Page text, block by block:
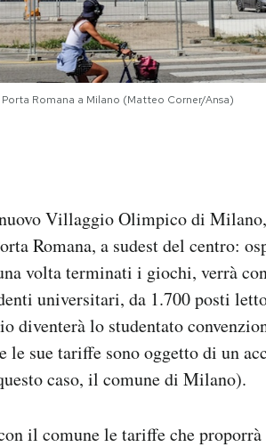
Romana a Milano (Matteo Corner/Ansa)
Villaggio Olimpico di
Romana, a sudest del centro:
volta terminati i giochi, verrà
universitari, da 1.700 posti
diventerà lo studentato
sue tariffe sono oggetto di un
caso, il comune di Milano).
il comune le tariffe che proporrà